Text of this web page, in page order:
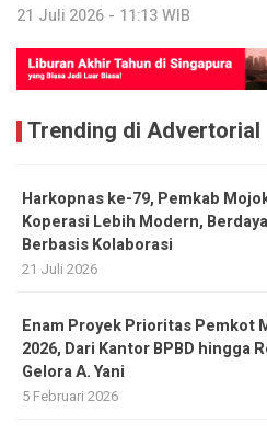
21 Juli 2026 - 11:13 WIB
Trending di Advertorial
Harkopnas ke-79, Pemkab
Koperasi Lebih Modern,
Berbasis Kolaborasi
21 Juli 2026
Enam Proyek Prioritas Pemkot
2026, Dari Kantor BPBD hingga
Gelora A. Yani
5 Februari 2026